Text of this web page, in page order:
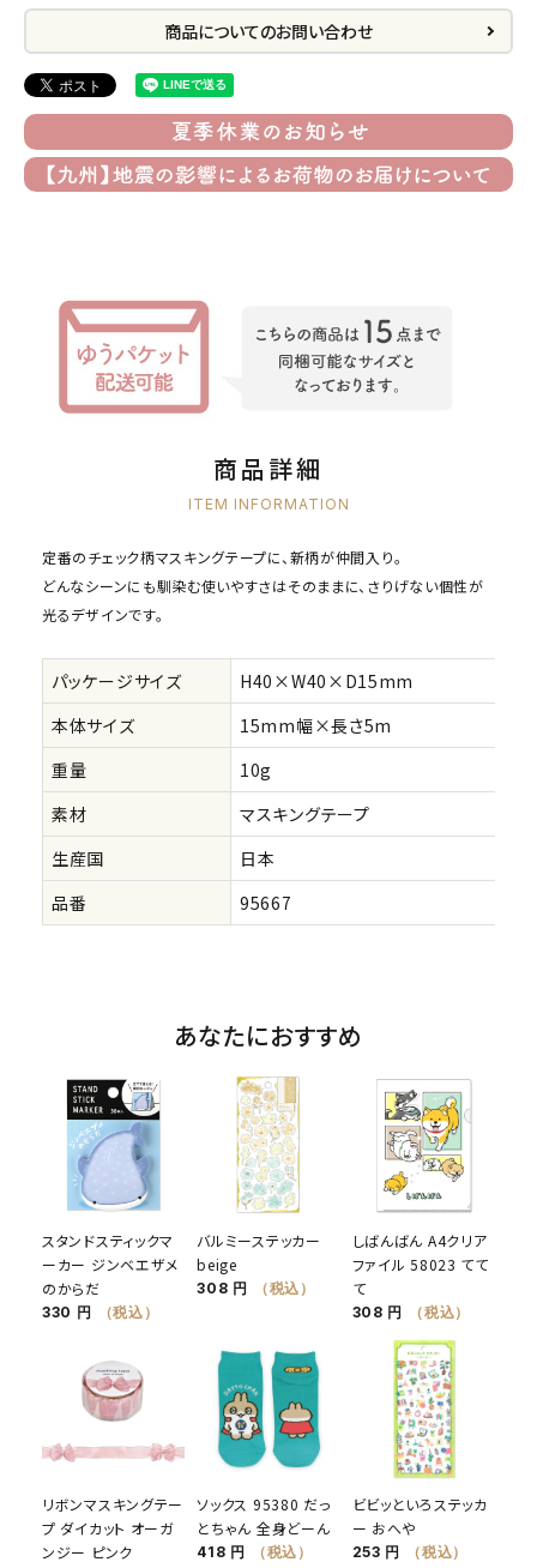
特定商取引法について
お問い合わせ
ACCOUNT MENU
ようこそ ゲスト 様
デコ部 公式
商品についてのお問い合わせ
商品詳細
ITEM INFORMATION
定番のチェック柄マスキングテープに、新柄が仲間入り。
どんなシーンにも馴染む使いやすさはそのままに、さりげない個性が
光るデザインです。
パッケージサイズ
H40×W40×D15mm
本体サイズ
15mm幅×長さ5m
重量
10g
素材
マスキングテープ
生産国
日本
品番
95667
あなたにおすすめ
スタンドスティックマ
ーカー ジンベエザメ
のからだ
330 円 （税込）
バルミーステッカー
beige
308 円 （税込）
しばんばん A4クリア
ファイル 58023 てて
て
308 円 （税込）
リボンマスキングテー
プ ダイカット オーガ
ンジー ピンク
ソックス 95380 だっ
とちゃん 全身どーん
418 円 （税込）
ビビッといろステッカ
ー おへや
253 円 （税込）